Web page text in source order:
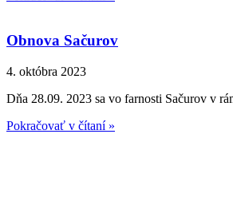
Obnova Sačurov
4. októbra 2023
Dňa 28.09. 2023 sa vo farnosti Sačurov v
Pokračovať v čítaní »